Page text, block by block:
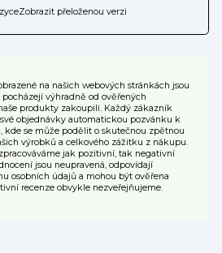
Zobrazit přeloženou verzi
na našich webových stránkách jsou
pocházejí výhradně od ověřených
produkty zakoupili. Každý zákazník
objednávky automatickou pozvánku k
kde se může podělit o skutečnou zpětnou
výrobků a celkového zážitku z nákupu.
jak pozitivní, tak negativní
jsou neupravená, odpovídají
osobních údajů a mohou být ověřena
recenze obvykle nezveřejňujeme.